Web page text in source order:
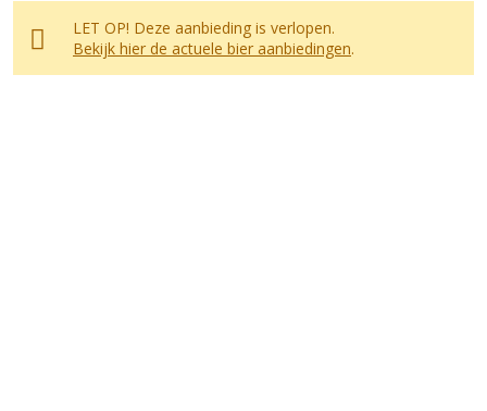
LET OP! Deze aanbieding is verlopen.
Bekijk hier de actuele bier aanbiedingen.